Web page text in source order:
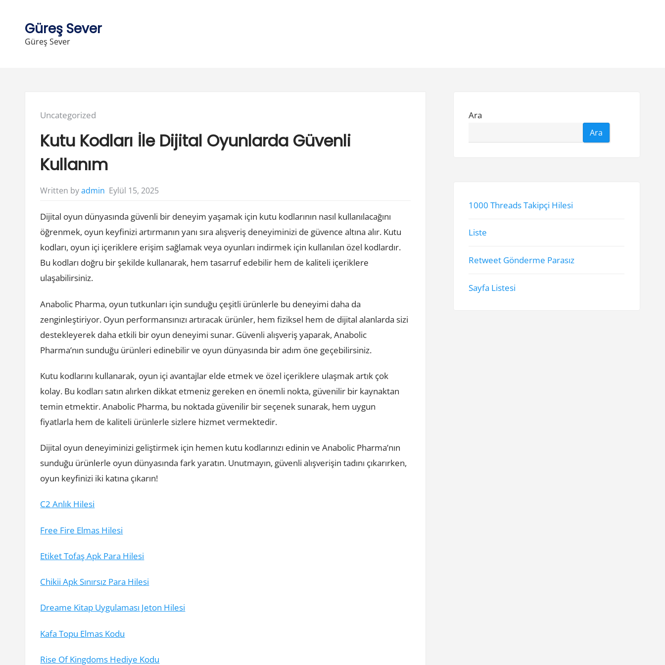
content
Güreş Sever
Güreş Sever
Posted
Uncategorized
Kutu Kodları İle Dijital Oyunlarda Güvenli
Kullanım
Written byadmin Eylül 15, 2025
Dijital oyun dünyasında güvenli bir deneyim yaşamak için kutu kodlarının nasıl kullanılacağını
öğrenmek, oyun keyfinizi artırmanın yanı sıra alışveriş deneyiminizi de güvence altına alır. Kutu
kodları, oyun içi içeriklere erişim sağlamak veya oyunları indirmek için kullanılan özel kodlardır.
Bu kodları doğru bir şekilde kullanarak, hem tasarruf edebilir hem de kaliteli içeriklere
ulaşabilirsiniz.
Anabolic Pharma, oyun tutkunları için sunduğu çeşitli ürünlerle bu deneyimi daha da
zenginleştiriyor. Oyun performansınızı artıracak ürünler, hem fiziksel hem de dijital alanlarda sizi
destekleyerek daha etkili bir oyun deneyimi sunar. Güvenli alışveriş yaparak, Anabolic
Pharma’nın sunduğu ürünleri edinebilir ve oyun dünyasında bir adım öne geçebilirsiniz.
Kutu kodlarını kullanarak, oyun içi avantajlar elde etmek ve özel içeriklere ulaşmak artık çok
kolay. Bu kodları satın alırken dikkat etmeniz gereken en önemli nokta, güvenilir bir kaynaktan
temin etmektir. Anabolic Pharma, bu noktada güvenilir bir seçenek sunarak, hem uygun
fiyatlarla hem de kaliteli ürünlerle sizlere hizmet vermektedir.
Dijital oyun deneyiminizi geliştirmek için hemen kutu kodlarınızı edinin ve Anabolic Pharma’nın
sunduğu ürünlerle oyun dünyasında fark yaratın. Unutmayın, güvenli alışverişin tadını çıkarırken,
oyun keyfinizi iki katına çıkarın!
C2 Anlık Hilesi
Free Fire Elmas Hilesi
Etiket Tofaş Apk Para Hilesi
Chikii Apk Sınırsız Para Hilesi
Dreame Kitap Uygulaması Jeton Hilesi
Kafa Topu Elmas Kodu
Rise Of Kingdoms Hediye Kodu
Ara
Ara
1000 Threads Takipçi Hilesi
Liste
Retweet Gönderme Parasız
Sayfa Listesi